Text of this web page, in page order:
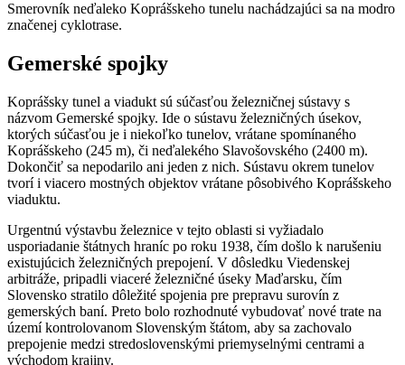
Smerovník neďaleko Koprášskeho tunelu nachádzajúci sa na modro
značenej cyklotrase.
Gemerské spojky
Koprášsky tunel a viadukt sú súčasťou železničnej sústavy s
názvom Gemerské spojky. Ide o sústavu železničných úsekov,
ktorých súčasťou je i niekoľko tunelov, vrátane spomínaného
Koprášskeho (245 m), či neďalekého Slavošovského (2400 m).
Dokončiť sa nepodarilo ani jeden z nich. Sústavu okrem tunelov
tvorí i viacero mostných objektov vrátane pôsobivého Koprášskeho
viaduktu.
Urgentnú výstavbu železnice v tejto oblasti si vyžiadalo
usporiadanie štátnych hraníc po roku 1938, čím došlo k narušeniu
existujúcich železničných prepojení. V dôsledku Viedenskej
arbitráže, pripadli viaceré železničné úseky Maďarsku, čím
Slovensko stratilo dôležité spojenia pre prepravu surovín z
gemerských baní. Preto bolo rozhodnuté vybudovať nové trate na
území kontrolovanom Slovenským štátom, aby sa zachovalo
prepojenie medzi stredoslovenskými priemyselnými centrami a
východom krajiny.